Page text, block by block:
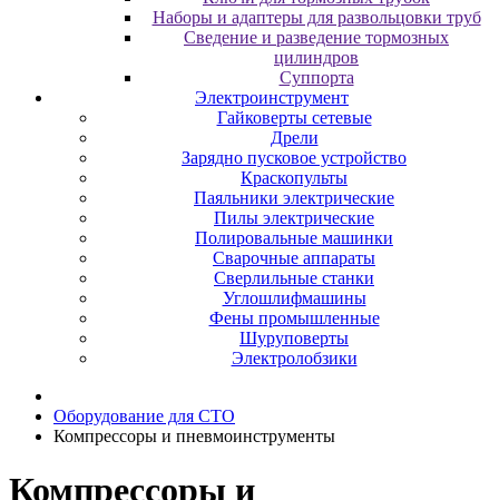
Наборы и адаптеры для развольцовки труб
Сведение и разведение тормозных
цилиндров
Суппорта
Электроинструмент
Гайковерты сетевые
Дрели
Зарядно пусковое устройство
Краскопульты
Паяльники электрические
Пилы электрические
Полировальные машинки
Сварочные аппараты
Сверлильные станки
Углошлифмашины
Фены промышленные
Шуруповерты
Электролобзики
Oбopудoвaниe для CTO
Компрессоры и пневмоинструменты
Компрессоры и